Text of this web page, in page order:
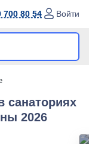
700 80 54 Войти
cанаториях
2026